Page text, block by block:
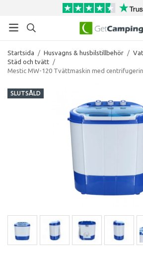
Startsida / Husvagns & husbilstillbehör /
Städ och tvätt /
Mestic MW-120 Tvättmaskin med
SLUTSÅLD